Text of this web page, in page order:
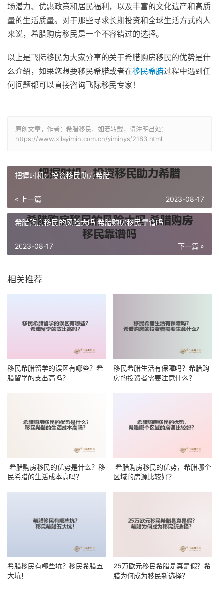
场潜力、优惠政策和居民福利，以及丰富的文化遗产和高质
量的生活质量。对于那些寻求长期投资和全球生活方式的人
来说，希腊购房移民是一个不容错过的选择。
以上是飞际移民为大家分享的关于希腊购房移民的优势是什
么介绍，如果您想要移民希腊或者在移民希腊过程中遇到任
何问题都可以直接咨询飞际移民专家！
原创文章，作者：希腊移民，如若转载，请注明出处：
https://www.xilayimin.com.cn/yiminys/2183.html
把握时机：投资移民助力希腊
« 上一篇 2023-08-17
希腊购房移民的风险大吗 希腊购房移民靠谱吗
下一篇 »
2023-08-17
相关推荐
移民希腊留学的误区有哪些？希
腊留学的支出高吗？
移民希腊生活有保障吗？希腊购
房的投资者需要注意什么？
希腊购房移民的优势是什么？移
民希腊的生活成本高吗？
希腊购房移民的优势，希腊哪个
区域的房源比较好？
希腊移民有哪些坑？移民希腊五
大坑！
25万欧元移民希腊是真是假？希
腊为何成为移民新选择？